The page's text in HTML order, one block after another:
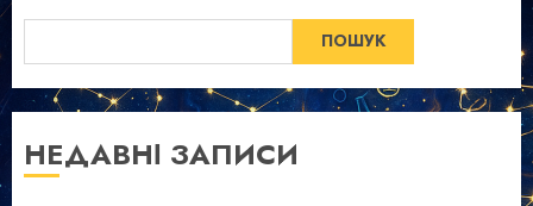
ПОШУК
НЕДАВНІ ЗАПИСИ